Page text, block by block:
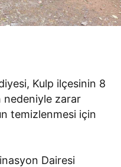
Kulp ilçesinin 8
nedeniyle zarar
temizlenmesi için
Dairesi